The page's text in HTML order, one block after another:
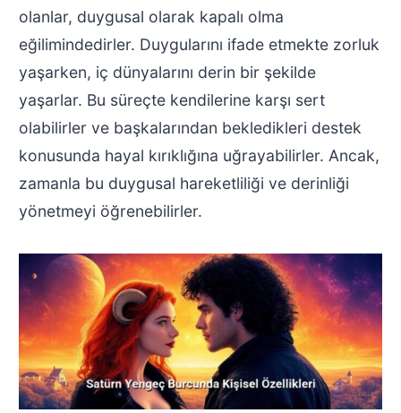
olanlar, duygusal olarak kapalı olma
eğilimindedirler. Duygularını ifade etmekte zorluk
yaşarken, iç dünyalarını derin bir şekilde
yaşarlar. Bu süreçte kendilerine karşı sert
olabilirler ve başkalarından bekledikleri destek
konusunda hayal kırıklığına uğrayabilirler. Ancak,
zamanla bu duygusal hareketliliği ve derinliği
yönetmeyi öğrenebilirler.